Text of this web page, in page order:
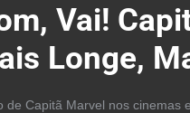
Vai!
Longe,
de Capitã Marvel nos cinemas